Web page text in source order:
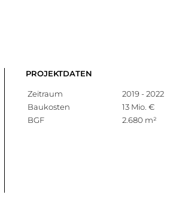
PROJEKTDATEN
Zeitraum
2019 - 2022
Baukosten
13 Mio. €
BGF
2.680 m²